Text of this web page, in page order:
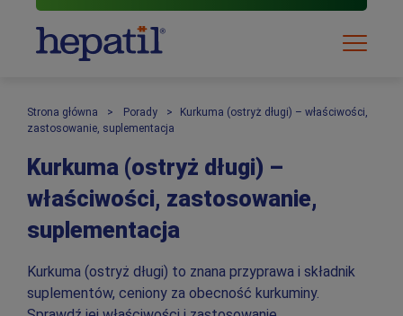
content
Produkty
Hepatil
Hepatil Slim
Porady
Strona główna Porady
Kurkuma (ostryż długi) – właściwości,
zastosowanie, suplementacja
Kurkuma (ostryż długi) –
właściwości, zastosowanie,
suplementacja
Kurkuma (ostryż długi) to znana przyprawa i składnik
suplementów, ceniony za obecność kurkuminy.